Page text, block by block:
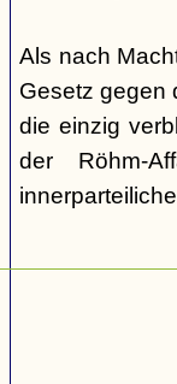
Als nach
Gesetz gegen
die einzig
der Röhm-